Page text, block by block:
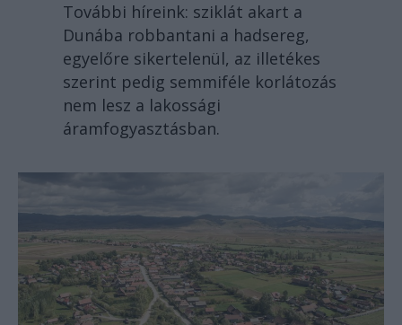
További híreink: sziklát akart a
Dunába robbantani a hadsereg,
egyelőre sikertelenül, az illetékes
szerint pedig semmiféle korlátozás
nem lesz a lakossági
áramfogyasztásban.